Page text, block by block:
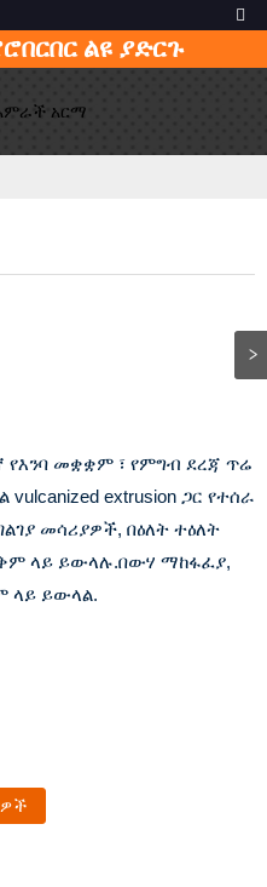
ልዩ ያድርጉ
የእንባ መቋቋም ፣ የምግብ ደረጃ ጥሬ
extrusion ጋር የተሰራ
መሳሪያዎች, በዕለት ተዕለት
ላይ ይውላሉ.በውሃ ማከፋፈያ,
ላይ ይውላል.